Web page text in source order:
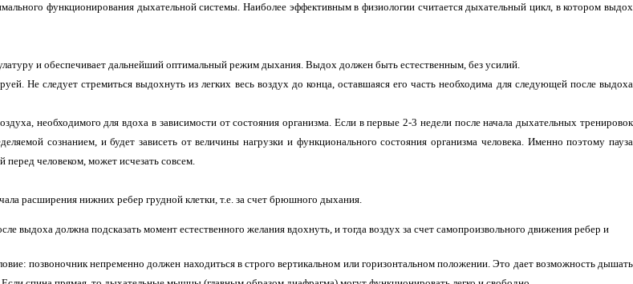
функционирования дыхательной системы. Наиболее эффективным в физиологии считается дыхательный цикл, в котором выдох
и обеспечивает дальнейший оптимальный режим дыхания. Выдох должен быть естественным, без усилий.
Не следует стремиться выдохнуть из легких весь воздух до конца, оставшаяся его часть необходима для следующей после выдоха
необходимого для вдоха в зависимости от состояния организма. Если в первые 2-3 недели после начала дыхательных тренировок
сознанием, и будет зависеть от величины нагрузки и функционального состояния организма человека. Именно поэтому пауза
человеком, может исчезать совсем.
расширения нижних ребер грудной клетки, т.е. за счет брюшного дыхания.
выдоха должна подсказать момент естественного желания вдохнуть, и тогда воздух за счет самопроизвольного движения ребер и
позвоночник непременно должен находиться в строго вертикальном или горизонтальном положении. Это дает возможность дышать